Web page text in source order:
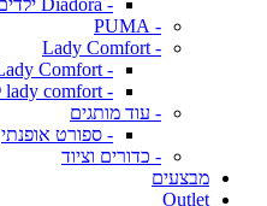
- PUMA
- Lady Comfort
- Lady Comfort לקיץ
- lady comfort לחורף
- עוד מותגים
- ספורט אופנתי
- כדורים וציוד
מבצעים
Outlet